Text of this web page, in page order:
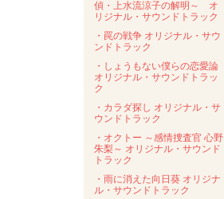
偵・上水流涼子の解明～ オ
リジナル・サウンドトラック
・罠の戦争 オリジナル・サウ
ンドトラック
・しょうもない僕らの恋愛論
オリジナル・サウンドトラッ
ク
・カラダ探し オリジナル・サ
ウンドトラック
・オクトー ～感情捜査官 心野
朱梨～ オリジナル・サウンド
トラック
・雨に消えた向日葵 オリジナ
ル・サウンドトラック